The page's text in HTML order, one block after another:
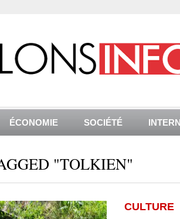
ÉCONOMIE SOCIÉTÉ
"TOLKIEN"
CULTURE